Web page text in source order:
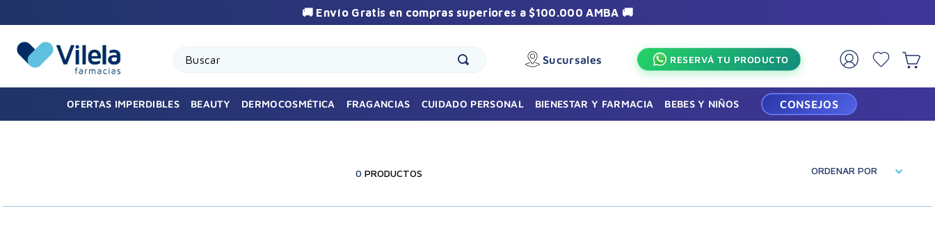
🚚 Envío Gratis en compras superiores a $100.000 AMBA 🚚
Sucursales RESERVÁ TU PRODUCTO
OFERTAS IMPERDIBLES BEAUTY DERMOCOSMÉTICA FRAGANCIAS CUIDADO PERSONAL BIENESTAR Y FARMACIA BEBES Y NIÑOS CONSEJOS
0PRODUCTOS ORDENAR POR
×
🎁 Sumate a la comunidad Vilela
Recibí promos exclusivas y beneficios especiales
durante el año.